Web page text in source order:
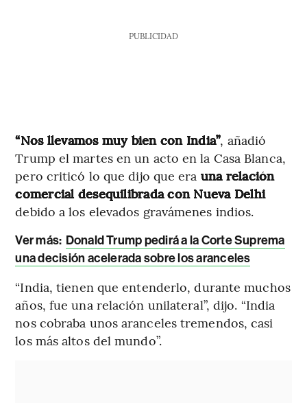
PUBLICIDAD
“Nos llevamos muy bien con India”, añadió
Trump el martes en un acto en la Casa Blanca,
pero criticó lo que dijo que era una relación
comercial desequilibrada con Nueva Delhi
debido a los elevados gravámenes indios.
Ver más: Donald Trump pedirá a la Corte Suprema
una decisión acelerada sobre los aranceles
“India, tienen que entenderlo, durante muchos
años, fue una relación unilateral”, dijo. “India
nos cobraba unos aranceles tremendos, casi
los más altos del mundo”.